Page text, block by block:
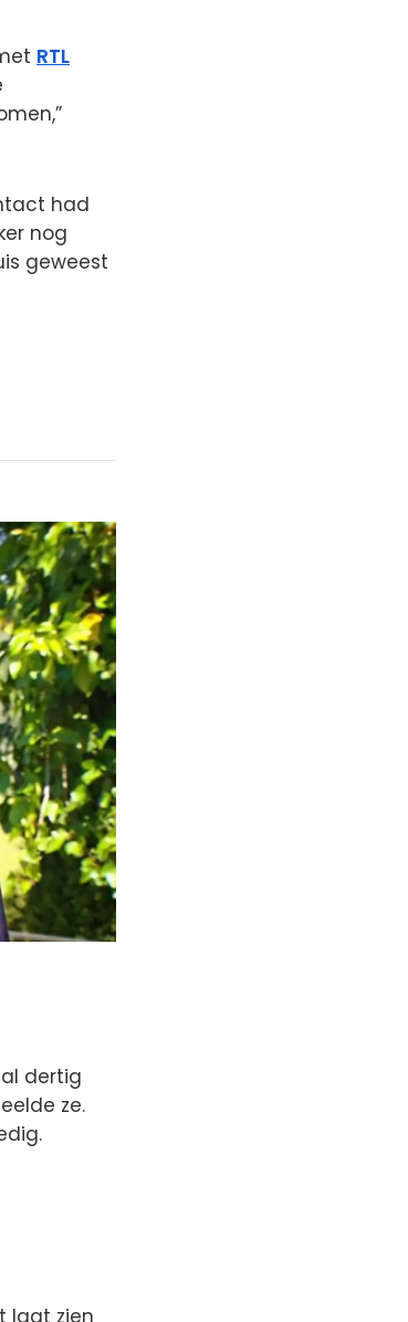
RTL
had
nog
geweest
dertig
ze.